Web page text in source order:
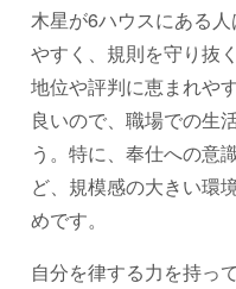
木星が6ハウスにある
やすく、規則を守り抜
地位や評判に恵まれや
良いので、職場での生
う。特に、奉仕への意
ど、規模感の大きい環
めです。
自分を律する力を持っ